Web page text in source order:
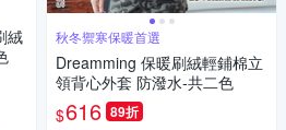
絨
秋冬禦寒保暖首選
Dreamming 保暖刷絨輕鋪棉立
領背心外套 防潑水-共二色
$616 89折